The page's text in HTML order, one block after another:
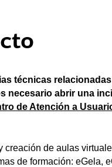
técnicas
necesario abrir una
de Atención a
creación de aulas
de formación: eGela,